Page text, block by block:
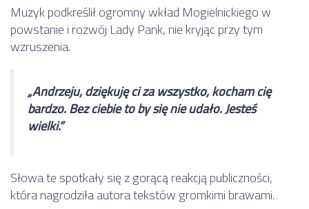
Muzyk podkreślił ogromny wkład Mogielnickiego w
powstanie i rozwój Lady Pank, nie kryjąc przy tym
wzruszenia.
„Andrzeju, dziękuję ci za wszystko, kocham cię
bardzo. Bez ciebie to by się nie udało. Jesteś
wielki.”
Słowa te spotkały się z gorącą reakcją publiczności,
która nagrodziła autora tekstów gromkimi brawami.